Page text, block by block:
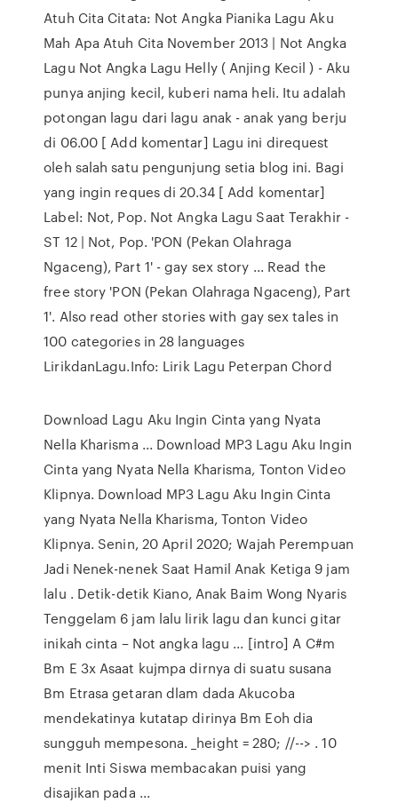
Atuh Cita Citata: Not Angka Pianika Lagu Aku
Mah Apa Atuh Cita November 2013 | Not Angka
Lagu Not Angka Lagu Helly ( Anjing Kecil ) - Aku
punya anjing kecil, kuberi nama heli. Itu adalah
potongan lagu dari lagu anak - anak yang berju
di 06.00 [ Add komentar] Lagu ini direquest
oleh salah satu pengunjung setia blog ini. Bagi
yang ingin reques di 20.34 [ Add komentar]
Label: Not, Pop. Not Angka Lagu Saat Terakhir -
ST 12 | Not, Pop. 'PON (Pekan Olahraga
Ngaceng), Part 1' - gay sex story ... Read the
free story 'PON (Pekan Olahraga Ngaceng), Part
1'. Also read other stories with gay sex tales in
100 categories in 28 languages
LirikdanLagu.Info: Lirik Lagu Peterpan Chord
Download Lagu Aku Ingin Cinta yang Nyata
Nella Kharisma ... Download MP3 Lagu Aku Ingin
Cinta yang Nyata Nella Kharisma, Tonton Video
Klipnya. Download MP3 Lagu Aku Ingin Cinta
yang Nyata Nella Kharisma, Tonton Video
Klipnya. Senin, 20 April 2020; Wajah Perempuan
Jadi Nenek-nenek Saat Hamil Anak Ketiga 9 jam
lalu . Detik-detik Kiano, Anak Baim Wong Nyaris
Tenggelam 6 jam lalu lirik lagu dan kunci gitar
inikah cinta – Not angka lagu ... [intro] A C#m
Bm E 3x Asaat kujmpa dirnya di suatu susana
Bm Etrasa getaran dlam dada Akucoba
mendekatinya kutatap dirinya Bm Eoh dia
sungguh mempesona. _height = 280; //--> . 10
menit Inti Siswa membacakan puisi yang
disajikan pada ...